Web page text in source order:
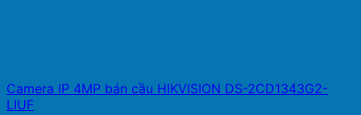
Camera IP 4MP bán cầu HIKVISION DS-2CD1343G2-
LIUF